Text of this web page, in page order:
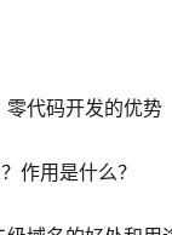
代码开发的优势
作用是什么？